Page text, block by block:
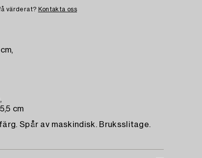
värderat? Kontakta oss
cm
Spår av maskindisk. Bruksslitage.